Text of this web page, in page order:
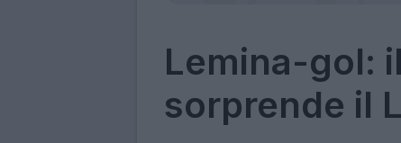
Lemina-gol:
sorprende il